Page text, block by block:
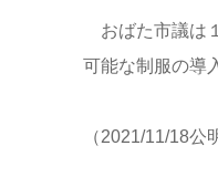
おばた市議は
可能な制服の導
（2021/11/18公